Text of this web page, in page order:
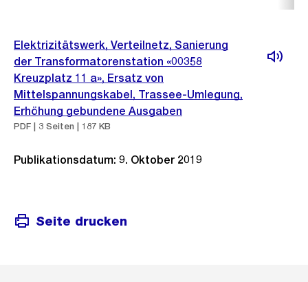
Elektrizitätswerk, Verteilnetz, Sanierung
der Transformatorenstation «00358
Kreuzplatz 11 a», Ersatz von
Mittelspannungskabel, Trassee-Umlegung,
Erhöhung gebundene Ausgaben
PDF | 3 Seiten | 187 KB
Publikationsdatum: 9. Oktober 2019
Seite drucken